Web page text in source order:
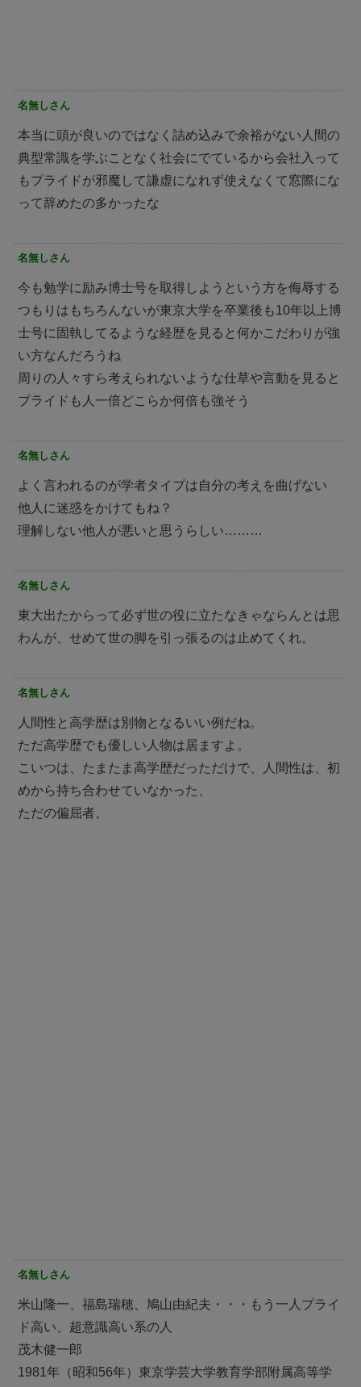
名無しさん
本当に頭が良いのではなく詰め込みで余裕がない人間の
典型常識を学ぶことなく社会にでているから会社入って
もプライドが邪魔して謙虚になれず使えなくて窓際にな
って辞めたの多かったな
名無しさん
今も勉学に励み博士号を取得しようという方を侮辱する
つもりはもちろんないが東京大学を卒業後も10年以上博
士号に固執してるような経歴を見ると何かこだわりが強
い方なんだろうね
周りの人々すら考えられないような仕草や言動を見ると
プライドも人一倍どこらか何倍も強そう
名無しさん
よく言われるのが学者タイプは自分の考えを曲げない
他人に迷惑をかけてもね？
理解しない他人が悪いと思うらしい………
名無しさん
東大出たからって必ず世の役に立たなきゃならんとは思
わんが、せめて世の脚を引っ張るのは止めてくれ。
名無しさん
人間性と高学歴は別物となるいい例だね。
ただ高学歴でも優しい人物は居ますよ。
こいつは、たまたま高学歴だっただけで、人間性は、初
めから持ち合わせていなかった、
ただの偏屈者。
名無しさん
米山隆一、福島瑞穂、鳩山由紀夫・・・もう一人プライ
ド高い、超意識高い系の人
茂木健一郎
1981年（昭和56年）東京学芸大学教育学部附属高等学